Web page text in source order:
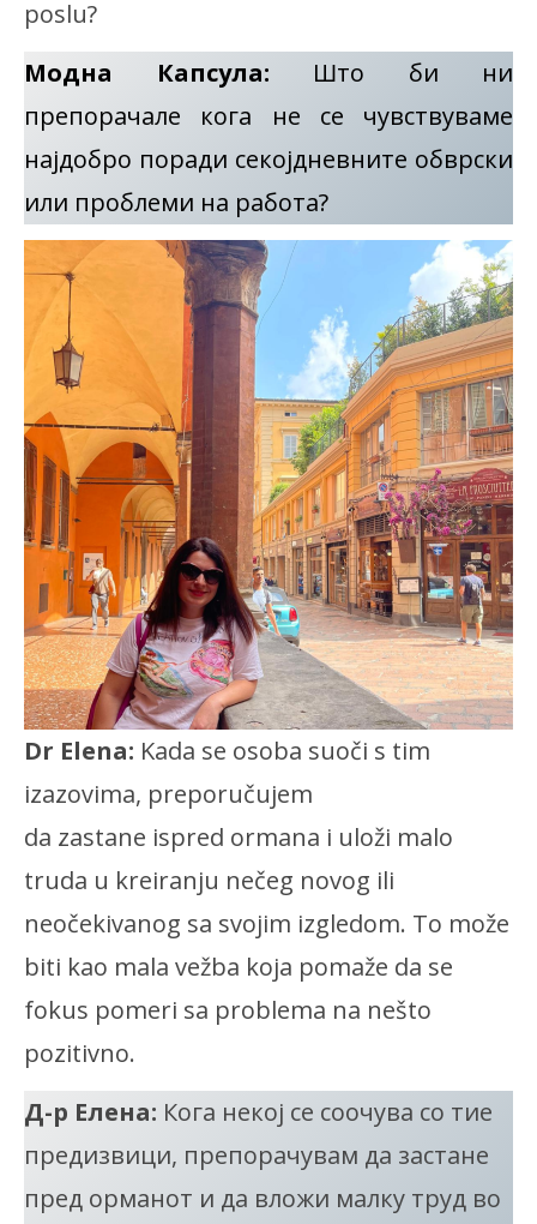
poslu?
Модна Капсула: Што би ни
препорачале кога не се чувствуваме
најдобро поради секојдневните обврски
или проблеми на работа?
Dr Elena: Kada se osoba suoči s tim
izazovima, preporučujem
da zastane ispred ormana i uloži malo
truda u kreiranju nečeg novog ili
neočekivanog sa svojim izgledom. To može
biti kao mala vežba koja pomaže da se
fokus pomeri sa problema na nešto
pozitivno.
Д-р Елена: Кога некој се соочува со тие
предизвици, препорачувам да застане
пред орманот и да вложи малку труд во